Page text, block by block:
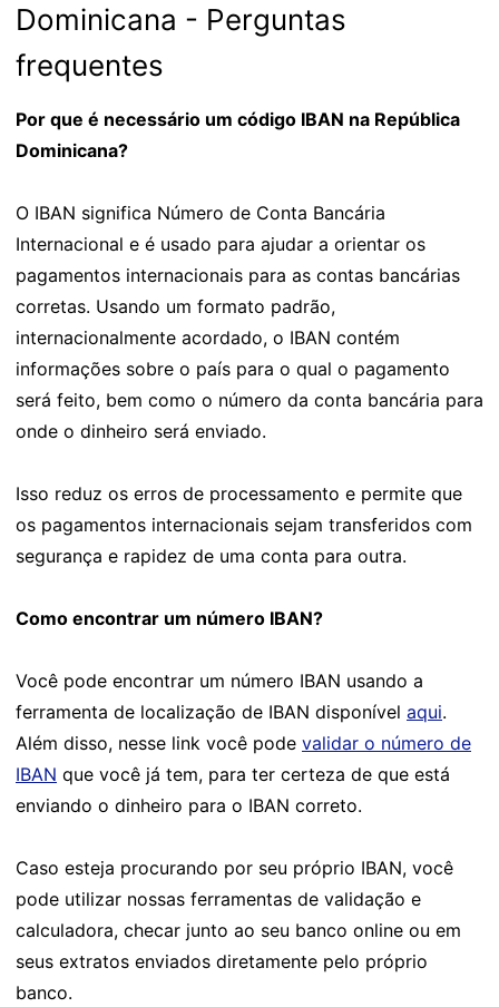
Dominicana - Perguntas
frequentes
Por que é necessário um código IBAN na República
Dominicana?
O IBAN significa Número de Conta Bancária
Internacional e é usado para ajudar a orientar os
pagamentos internacionais para as contas bancárias
corretas. Usando um formato padrão,
internacionalmente acordado, o IBAN contém
informações sobre o país para o qual o pagamento
será feito, bem como o número da conta bancária para
onde o dinheiro será enviado.
Isso reduz os erros de processamento e permite que
os pagamentos internacionais sejam transferidos com
segurança e rapidez de uma conta para outra.
Como encontrar um número IBAN?
Você pode encontrar um número IBAN usando a
ferramenta de localização de IBAN disponível aqui.
Além disso, nesse link você pode validar o número de
IBAN que você já tem, para ter certeza de que está
enviando o dinheiro para o IBAN correto.
Caso esteja procurando por seu próprio IBAN, você
pode utilizar nossas ferramentas de validação e
calculadora, checar junto ao seu banco online ou em
seus extratos enviados diretamente pelo próprio
banco.